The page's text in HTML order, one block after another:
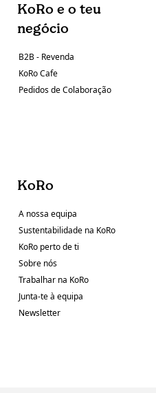
KoRo e o teu
negócio
B2B - Revenda
KoRo Cafe
Pedidos de Colaboração
KoRo
A nossa equipa
Sustentabilidade na KoRo
KoRo perto de ti
Sobre nós
Trabalhar na KoRo
Junta-te à equipa
Newsletter